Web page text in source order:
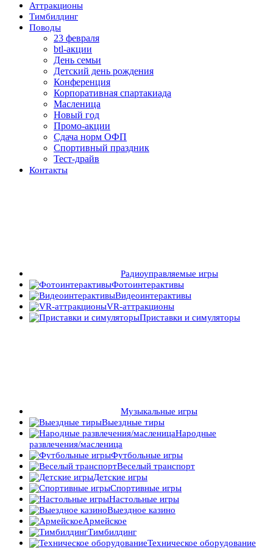
Аттракционы
Тимбилдинг
Поводы
23 февраля
btl-акции
День семьи
Детский день рождения
Конференция
Корпоративная спартакиада
Масленица
Новый год
Промо-акции
Сдача норм ОФП
Спортивный праздник
Тест-драйв
Контакты
Радиоуправляемые игры
Фотоинтерактивы
Видеоинтерактивы
VR-аттракционы
Приставки и симуляторы
Музыкальные игры
Выездные тиры
Народные
развлечения/масленица
Футбольные игры
Веселый транспорт
Детские игры
Спортивные игры
Настольные игры
Выездное казино
Армейское
Тимбилдинг
Техническое оборудование